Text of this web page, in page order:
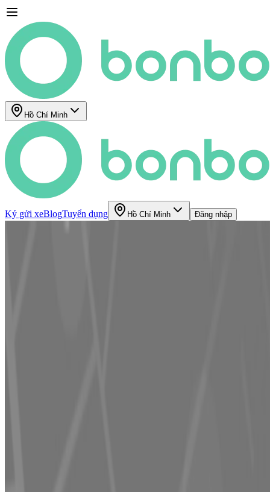
Hồ Chí Minh
Ký gửi xeBlogTuyển dụng Hồ Chí Minh Đăng nhập